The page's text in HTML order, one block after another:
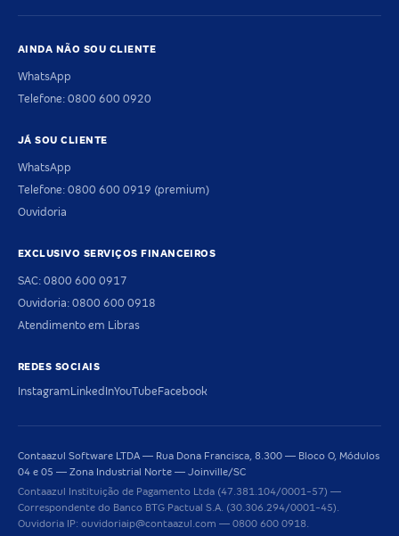
AINDA NÃO SOU CLIENTE
WhatsApp
Telefone: 0800 600 0920
JÁ SOU CLIENTE
WhatsApp
Telefone: 0800 600 0919 (premium)
Ouvidoria
EXCLUSIVO SERVIÇOS FINANCEIROS
SAC: 0800 600 0917
Ouvidoria: 0800 600 0918
Atendimento em Libras
REDES SOCIAIS
InstagramLinkedInYouTubeFacebook
Contaazul Software LTDA — Rua Dona Francisca, 8.300 — Bloco O, Módulos
04 e 05 — Zona Industrial Norte — Joinville/SC
Contaazul Instituição de Pagamento Ltda (47.381.104/0001-57) —
Correspondente do Banco BTG Pactual S.A. (30.306.294/0001-45).
Ouvidoria IP: ouvidoriaip@contaazul.com — 0800 600 0918.